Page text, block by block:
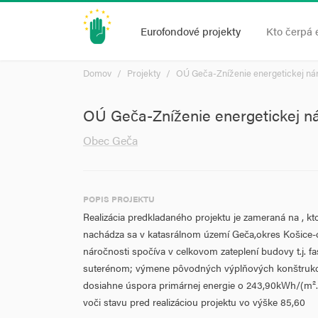
Eurofondové projekty Kto čerpá
Domov Projekty OÚ Geča-Zníženie energetickej
OÚ Geča-Zníženie energetickej
Obec Geča
POPIS PROJEKTU
Realizácia predkladaného projektu je zameraná na ,
nachádza sa v katasrálnom území Geča,okres
náročnosti spočíva v celkovom zateplení budovy t.j.
suterénom; výmene pôvodných výplňových
dosiahne úspora primárnej energie o 243,90kWh/
voči stavu pred realizáciou projektu vo výške 85,60